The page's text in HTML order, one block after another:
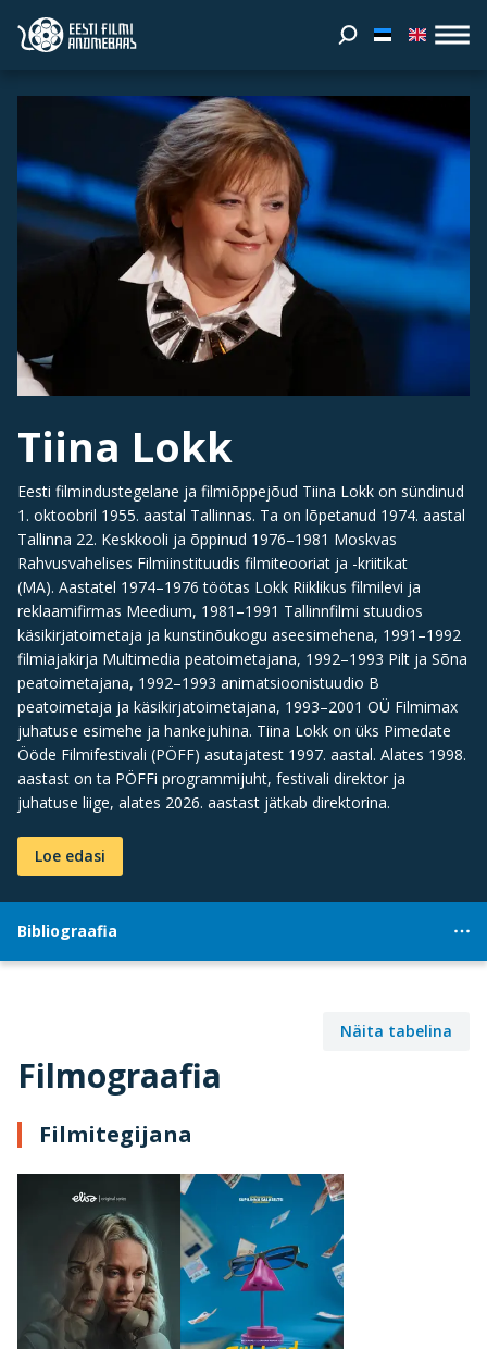
Tiina Lokk
Eesti filmindustegelane ja filmiõppejõud Tiina Lokk on sündinud
1. oktoobril 1955. aastal Tallinnas. Ta on lõpetanud 1974. aastal
Tallinna 22. Keskkooli ja õppinud 1976–1981 Moskvas
Rahvusvahelises Filmiinstituudis filmiteooriat ja -kriitikat
(MA). Aastatel 1974–1976 töötas Lokk Riiklikus filmilevi ja
reklaamifirmas Meedium, 1981–1991 Tallinnfilmi stuudios
käsikirjatoimetaja ja kunstinõukogu aseesimehena, 1991–1992
filmiajakirja Multimedia peatoimetajana, 1992–1993 Pilt ja Sõna
peatoimetajana, 1992–1993 animatsioonistuudio B
peatoimetaja ja käsikirjatoimetajana, 1993–2001 OÜ Filmimax
juhatuse esimehe ja hankejuhina. Tiina Lokk on üks Pimedate
Ööde Filmifestivali (PÖFF) asutajatest 1997. aastal. Alates 1998.
aastast on ta PÖFFi programmijuht, festivali direktor ja
juhatuse liige, alates 2026. aastast jätkab direktorina.
Loe edasi
Bibliograafia
Filmograafia
Näita tabelina
Filmitegijana